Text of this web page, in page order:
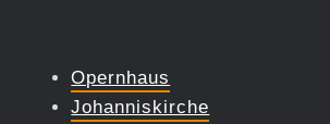
Opernhaus
Johanniskirche